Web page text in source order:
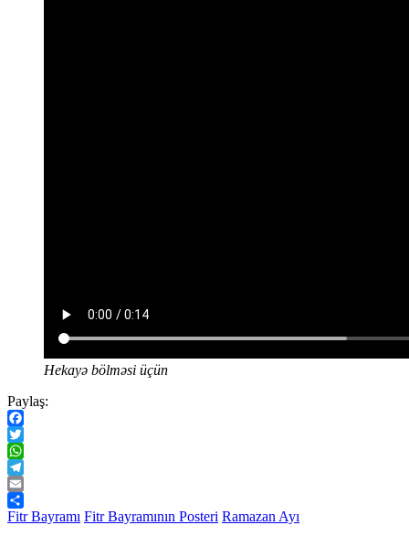
Hekayə bölməsi üçün
Paylaş:
Facebook
Twitter
WhatsApp
Telegram
Email
Share
Fitr Bayramı Fitr Bayramının Posteri Ramazan Ayı